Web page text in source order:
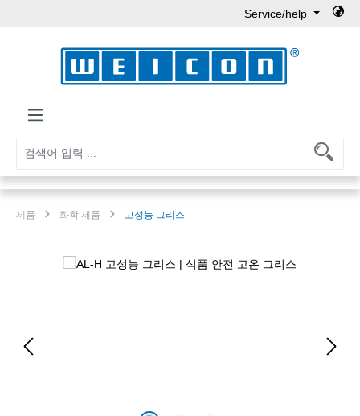
Service/help
제품 화학 제품 고성능 그리스
Skip image gallery